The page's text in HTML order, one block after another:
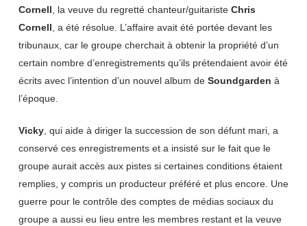
Cornell , la veuve du regretté chanteur/guitariste Chris
Cornell , a été résolue. L’affaire avait été portée devant les
tribunaux, car le groupe cherchait à obtenir la propriété d’un
certain nombre d’enregistrements qu’ils prétendaient avoir été
écrits avec l’intention d’un nouvel album de Soundgarden à
l’époque.
Vicky, qui aide à diriger la succession de son défunt mari, a
conservé ces enregistrements et a insisté sur le fait que le
groupe aurait accès aux pistes si certaines conditions étaient
remplies, y compris un producteur préféré et plus encore. Une
guerre pour le contrôle des comptes de médias sociaux du
groupe a aussi eu lieu entre les membres restant et la veuve